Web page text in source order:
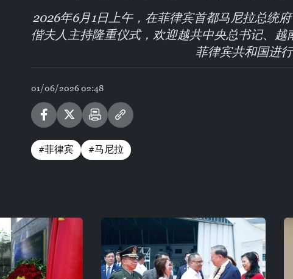
2026年6月1日上午，在菲律宾首都马尼拉总统
偕夫人主持隆重仪式，欢迎越共中央总书记、
菲律宾共和国进行
01/06/2026 02:48
#菲律宾 #马尼拉